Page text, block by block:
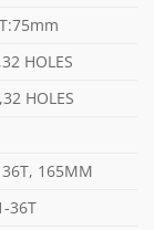
HOLES
HOLES
36T, 165MM
36T